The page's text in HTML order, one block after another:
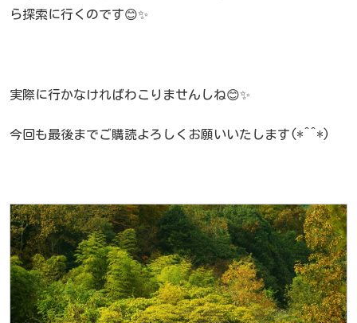
ら探索に行くのです😊✨
実際に行かなければわこりませんしね😊✨
今回も最後までご購読よろしくお願いいたします(*^^*)